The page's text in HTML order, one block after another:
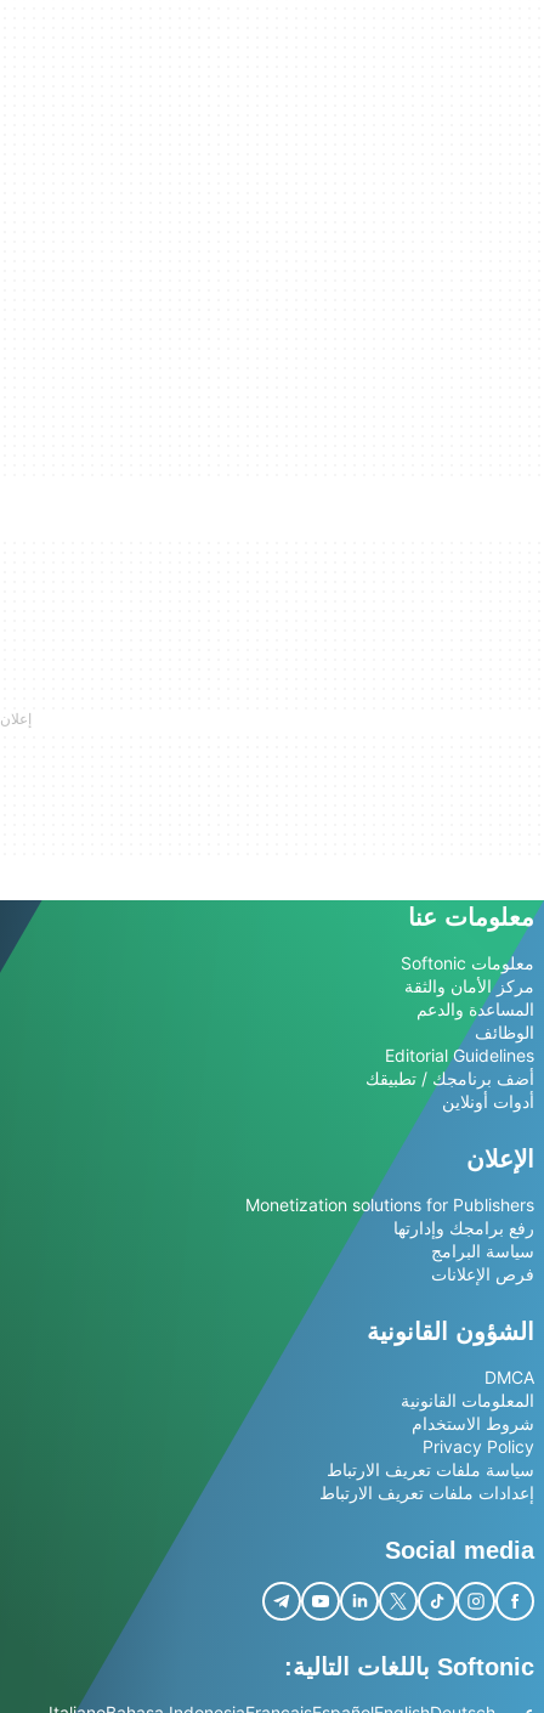
معلومات عنا
معلومات Softonic
مركز الأمان والثقة
المساعدة والدعم
الوظائف
Editorial Guidelines
أضف برنامجك / تطبيقك
أدوات أونلاين
الإعلان
Monetization solutions for Publishers
رفع برامجك وإدارتها
سياسة البرامج
فرص الإعلانات
الشؤون القانونية
DMCA
المعلومات القانونية
شروط الاستخدام
Privacy Policy
سياسة ملفات تعريف الارتباط
إعدادات ملفات تعريف الارتباط
Social media
Softonic باللغات التالية: